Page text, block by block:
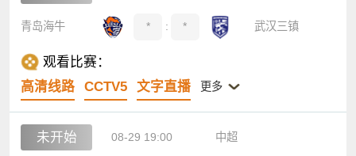
青岛海牛 * : * 武汉三镇
观看比赛：
高清线路
CCTV5 文字直播 更多
未开始 08-29 19:00 中超